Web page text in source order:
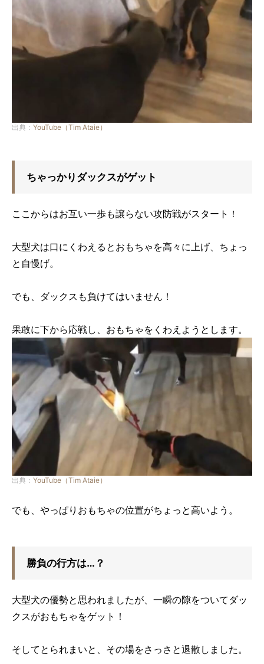
出典： YouTube（Tim Ataie）
ちゃっかりダックスがゲット
ここからはお互い一歩も譲らない攻防戦がスタート！
大型犬は口にくわえるとおもちゃを高々に上げ、ちょっ
と自慢げ。
でも、ダックスも負けてはいません！
果敢に下から応戦し、おもちゃをくわえようとします。
出典： YouTube（Tim Ataie）
でも、やっぱりおもちゃの位置がちょっと高いよう。
勝負の行方は…？
大型犬の優勢と思われましたが、一瞬の隙をついてダッ
クスがおもちゃをゲット！
そしてとられまいと、その場をさっさと退散しました。